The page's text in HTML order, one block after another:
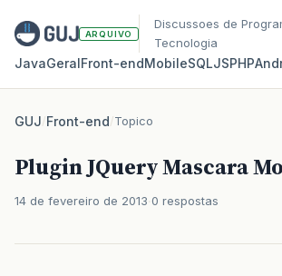
ARQUIVO
Discussoes de
Tecnologia
JavaGeralFront‑endMobileSQLJSPHP
GUJ/Front-end/Topico
Plugin JQuery Mascara
14 de fevereiro de 2013 0 respostas